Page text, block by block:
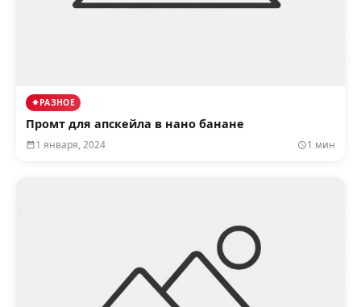
РАЗНОЕ
Промт для апскейла в нано банане
1 января, 2024 1 мин